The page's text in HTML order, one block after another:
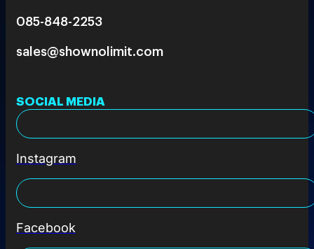
085-848-2253
sales@shownolimit.com
SOCIAL MEDIA
Instagram
Facebook